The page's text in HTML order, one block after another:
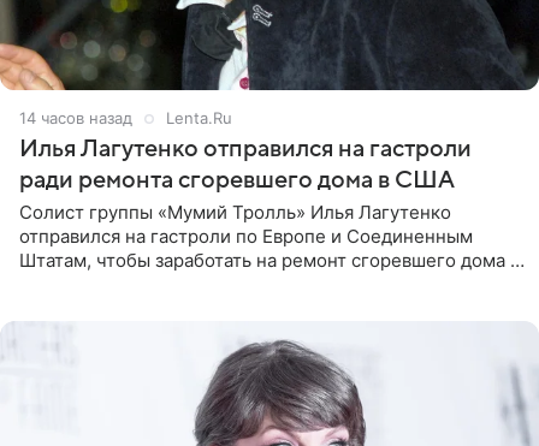
14 часов назад Lenta.Ru
Илья Лагутенко отправился на гастроли
ради ремонта сгоревшего дома в США
Солист группы «Мумий Тролль» Илья Лагутенко
отправился на гастроли по Европе и Соединенным
Штатам, чтобы заработать на ремонт сгоревшего дома в